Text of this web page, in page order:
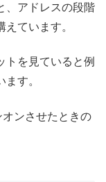
、アドレスの段階
ています。
トを見ていると例
す。
ンさせたときの